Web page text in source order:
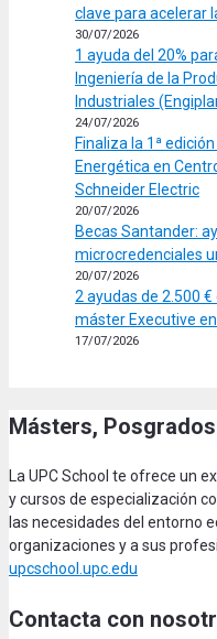
clave para acelerar
30/07/2026
1 ayuda del 20%
Ingeniería de la
Industriales
24/07/2026
Finaliza la 1ª
Energética en
Schneider Electric
20/07/2026
Becas Santander:
microcredenciales
20/07/2026
2 ayudas de 2.500
máster Executive
17/07/2026
Másters,
La UPC School te ofrece un
y cursos de especialización
las necesidades del entorno
organizaciones y a sus
upcschool.upc.edu
Contacta con